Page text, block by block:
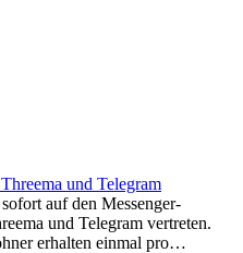
und Telegram
auf den Messenger-
und Telegram vertreten.
erhalten einmal pro…